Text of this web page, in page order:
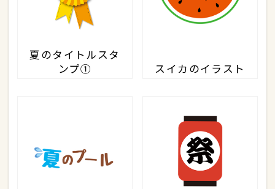
夏のタイトルスタ
ンプ①
スイカのイラスト